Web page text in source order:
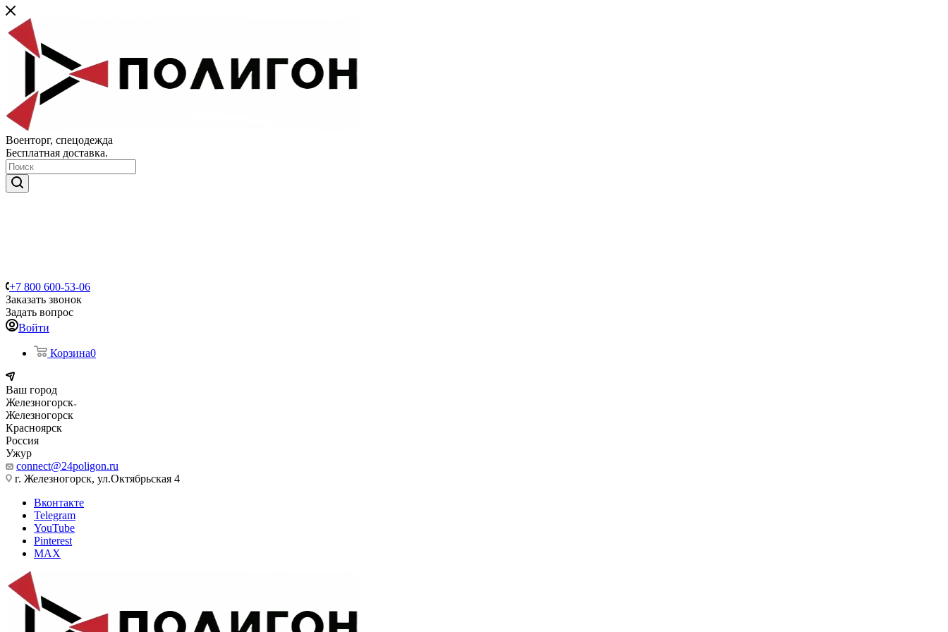
Военторг, спецодежда
Бесплатная доставка.
+7 800 600-53-06
Заказать звонок
Задать вопрос
Войти
Корзина0
Ваш город
Железногорск
Железногорск
Красноярск
Россия
Ужур
connect@24poligon.ru
г. Железногорск, ул.Октябрьская 4
Вконтакте
Telegram
YouTube
Pinterest
MAX